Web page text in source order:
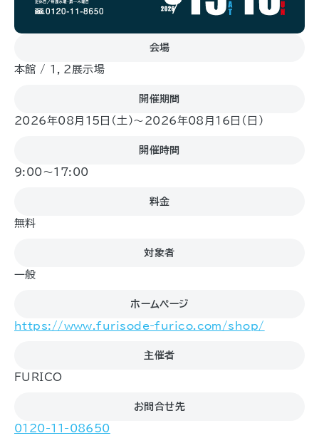
会場
本館 / １，２展示場
開催期間
2026年08月15日（土)〜2026年08月16日（日)
開催時間
9:00～17:00
料金
無料
対象者
一般
ホームページ
https://www.furisode-furico.com/shop/
主催者
FURICO
お問合せ先
0120-11-08650